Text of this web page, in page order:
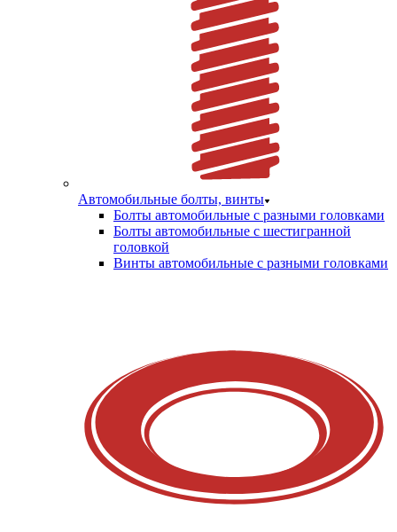
Автомобильные болты, винты
Болты автомобильные с разными головками
Болты автомобильные с шестигранной
головкой
Винты автомобильные с разными головками